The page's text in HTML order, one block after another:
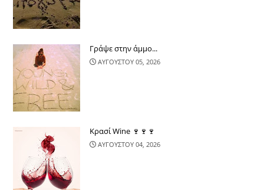
Γράψε στην άμμο...
ΑΥΓΟΥΣΤΟΥ 05, 2026
Κρασί Wine 🍷🍷🍷
ΑΥΓΟΥΣΤΟΥ 04, 2026